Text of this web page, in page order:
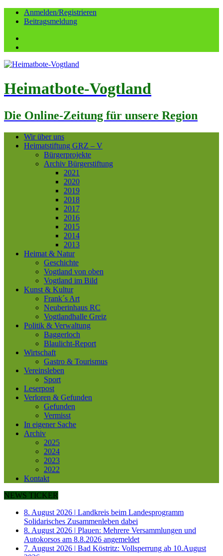
Anmelden/Registrieren
Beitragsmeldung
Heimatbote-Vogtland
Die Online-Zeitung für unsere Region
Wir über uns
Heimatstiftung GRZ – V
Bürgerprojekte
Archiv Bürgerstiftung
2021
2020
2019
2018
2017
2016
2015
2014
2013
Heimat & Natur
Geschichte
Vogtland von oben
Vogtland im Bild
Kunst & Kultur
Frank´s Art
Neuberinhaus RC
Vogtlandhalle Greiz
Politik & Verwaltung
Baggerloch
Blaulicht-Report
Wirtschaft
Gastro & Tourismus
Vereinsleben
Sport
Leserpost
Verloren & Gefunden
Gefunden
Vermisst
In eigener Sache
Archiv
2025
2024
2023
2022
Kontakt
NEWS TICKER
8. August 2026 | Landkreis beim Landesprogramm
Solidarisches Zusammenleben dabei
8. August 2026 | Plauen: Mehrere Versammlungen und
Autokorsos am 8.8.2026 angemeldet
7. August 2026 | Bad Köstritz: Vollsperrung ab 10.August